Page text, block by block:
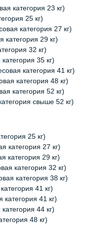
категория 23 кг)
25 кг)
категория 27 кг)
категория 29 кг)
32 кг)
35 кг)
категория 41 кг)
категория 48 кг)
категория 52 кг)
свыше 52 кг)
25 кг)
категория 27 кг)
категория 29 кг)
категория 32 кг)
категория 38 кг)
41 кг)
41 кг)
44 кг)
48 кг)